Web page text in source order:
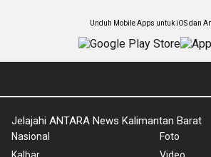
Unduh Mobile Apps untuk iOS dan
Jelajahi ANTARA News Kalimantan Barat
Nasional
Foto